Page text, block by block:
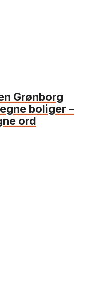
Grønborg
boliger –
ord